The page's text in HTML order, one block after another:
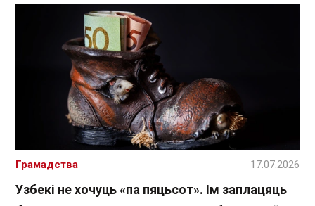
Узбекі не хочуць «па пяцьсот». Ім заплацяць
Грамадства 17.07.2026